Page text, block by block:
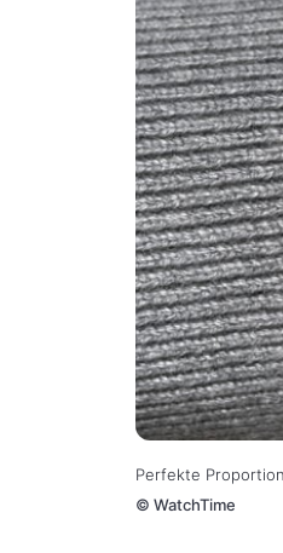
Perfekte
© WatchTime